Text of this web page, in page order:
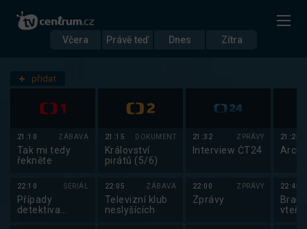
Včera Právě teď Dnes Zítra
Nastavení stanic
přidat
21:10 ZÁBAVA
Tak mi tedy
řekněte
22:10 SERIÁL
Případy
detektiva
21:15 DOKUMENT
Království
pirátů (5/6)
22:05 ZÁBAVA
Televizní klub
neslyšících
21:32 ZPRÁVY
Interview ČT24
22:00 ZPRÁVY
Zprávy
21:25
22:45